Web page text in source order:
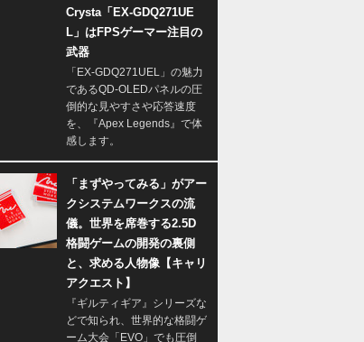
Crysta「EX-GDQ271UE
L」はFPSゲーマー注目の
武器
「EX-GDQ271UEL」の魅力
であるQD-OLEDパネルの圧
倒的な見やすさや応答速度
を、『Apex Legends』で体
感します。
「まずやってみる」がアー
クシステムワークスの流
儀。世界を席巻する2.5D
格闘ゲームの開発の裏側
と、求める人物像【キャリ
アクエスト】
『ギルティギア』シリーズな
どで知られ、世界的な格闘ゲ
ーム大会「EVO」でも圧倒